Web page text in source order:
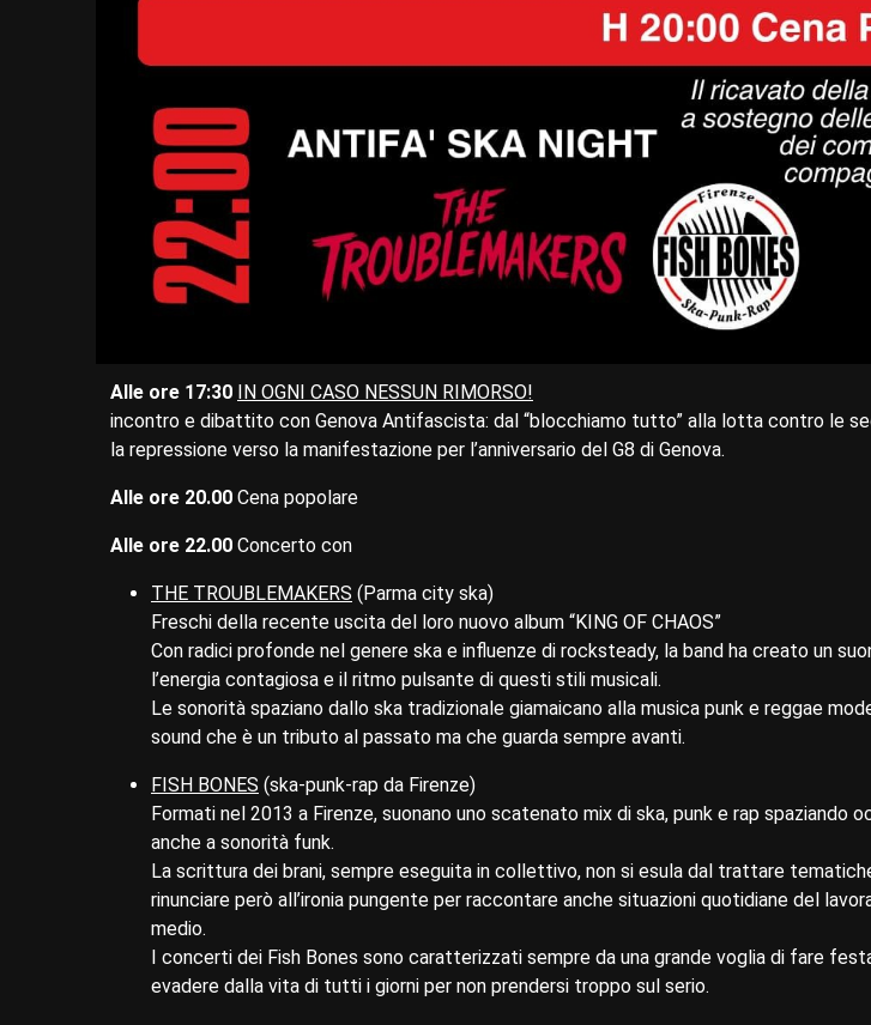
Alle ore 17:30 IN OGNI CASO NESSUN RIMORSO!
incontro e dibattito con Genova Antifascista: dal “blocchiamo tutto” alla lotta contro le
la repressione verso la manifestazione per l’anniversario del G8 di Genova.
Alle ore 20.00 Cena popolare
Alle ore 22.00 Concerto con
THE TROUBLEMAKERS (Parma city ska)
Freschi della recente uscita del loro nuovo album “KING OF CHAOS”
Con radici profonde nel genere ska e influenze di rocksteady, la band ha creato un
l’energia contagiosa e il ritmo pulsante di questi stili musicali.
Le sonorità spaziano dallo ska tradizionale giamaicano alla musica punk e reggae
sound che è un tributo al passato ma che guarda sempre avanti.
FISH BONES (ska-punk-rap da Firenze)
Formati nel 2013 a Firenze, suonano uno scatenato mix di ska, punk e rap spaziando
anche a sonorità funk.
La scrittura dei brani, sempre eseguita in collettivo, non si esula dal trattare
rinunciare però all’ironia pungente per raccontare anche situazioni quotidiane del
medio.
I concerti dei Fish Bones sono caratterizzati sempre da una grande voglia di fare
evadere dalla vita di tutti i giorni per non prendersi troppo sul serio.